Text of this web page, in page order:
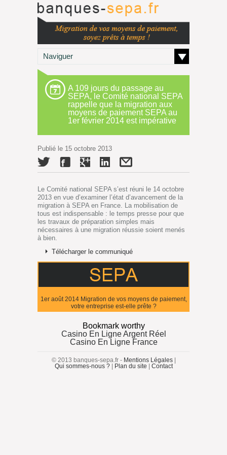
Naviguer
A 109 jours du passage au
SEPA, le Comité national SEPA
rappelle que la migration aux
moyens de paiement SEPA au
1er février 2014 est impérative
Publié le 15 octobre 2013
Le Comité national SEPA s’est réuni le 14 octobre
2013 en vue d’examiner l’état d’avancement de la
migration à SEPA en France. La mobilisation de
tous est indispensable : le temps presse pour que
les travaux de préparation simples mais
nécessaires à une migration réussie soient menés
à bien.
Télécharger le communiqué
1er août 2014 Migration de vos moyens de paiement,
votre entreprise est-elle prête ?
Bookmark worthy
Casino En Ligne Argent Réel
Casino En Ligne France
© 2013 banques-sepa.fr - Mentions Légales|
Qui sommes-nous ?| Plan du site Contact